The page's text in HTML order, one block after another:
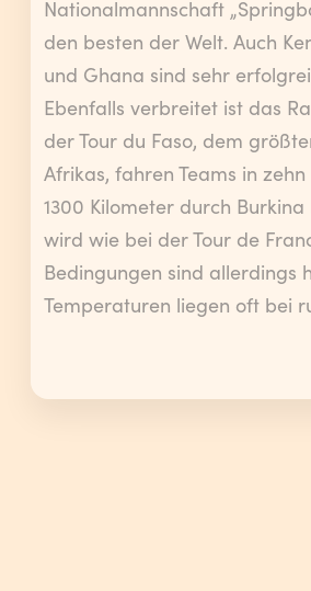
Nationalmannschaft
den besten der Welt. Auch
und Ghana sind sehr
Ebenfalls verbreitet ist das
der Tour du Faso, dem
Afrikas, fahren Teams in
1300 Kilometer durch
wird wie bei der Tour de
Bedingungen sind allerdings
Temperaturen liegen oft bei